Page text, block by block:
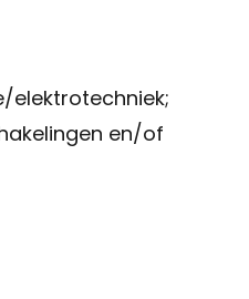
elektrotechniek;
en/of